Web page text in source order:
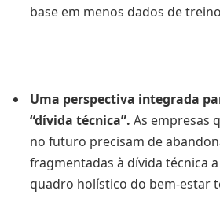
base em menos dados de
Uma perspectiva integrada
“dívida técnica”. As empresas
no futuro precisam de
fragmentadas à dívida técnica
quadro holístico do bem-estar